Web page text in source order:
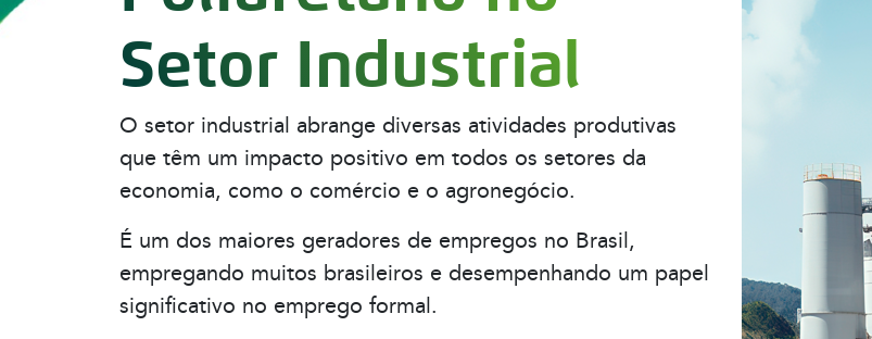
Setor Industrial
O setor industrial abrange diversas atividades produtivas
que têm um impacto positivo em todos os setores da
economia, como o comércio e o agronegócio.
É um dos maiores geradores de empregos no Brasil,
empregando muitos brasileiros e desempenhando um papel
significativo no emprego formal.